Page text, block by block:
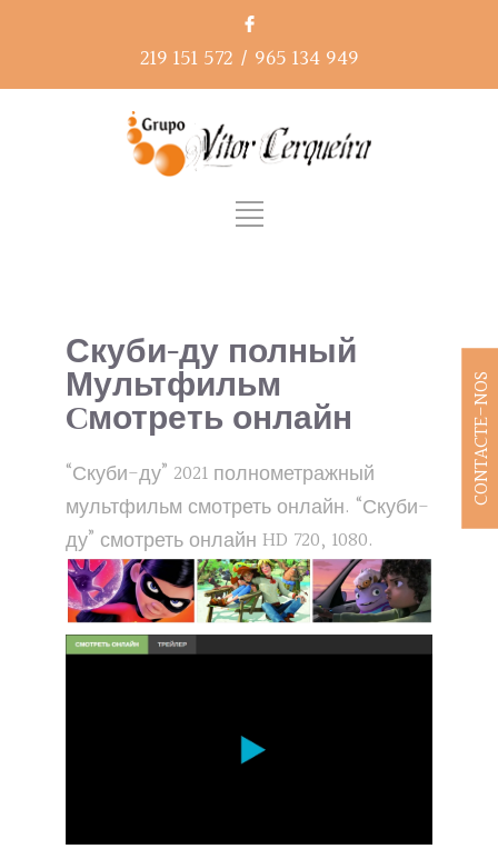
219 151 572 / 965 134 949
Скуби-ду полный
Мультфильм
cмотреть онлайн
“Скуби-ду” 2021 полнометражный
мультфильм смотреть онлайн. “Скуби-
ду” смотреть онлайн HD 720, 1080.
CONTACTE-NOS